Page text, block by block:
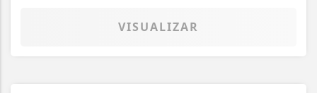
VISUALIZAR